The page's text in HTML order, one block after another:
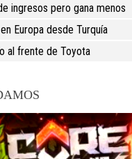
ingresos pero gana menos
Europa desde Turquía
al frente de Toyota